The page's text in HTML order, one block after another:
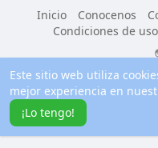
Este sitio web utiliza
mejor experiencia en
¡Lo tengo!
Inicio
Conocenos
Condiciones de uso